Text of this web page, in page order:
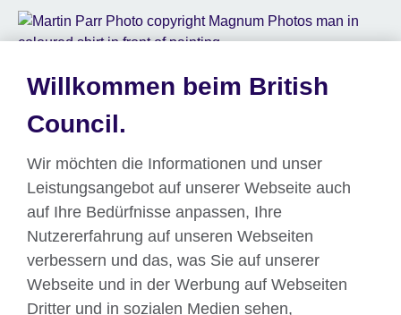
Aktuelle Veranstaltungen
Erlebe die #BritLitMunich Highlights
Willkommen beim British
Council.
Wir möchten die Informationen und unser
Leistungsangebot auf unserer Webseite auch
auf Ihre Bedürfnisse anpassen, Ihre
Nutzererfahrung auf unseren Webseiten
verbessern und das, was Sie auf unserer
Webseite und in der Werbung auf Webseiten
Dritter und in sozialen Medien sehen,